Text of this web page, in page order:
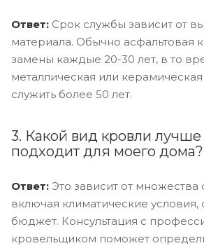
Ответ: Срок службы зависит от
материала. Обычно асфальтовая
замены каждые 20-30 лет, в то
металлическая или
служить более 50 лет.
3. Какой вид кровли лучше
подходит для моего дома?
Ответ: Это зависит от множества
включая климатические условия,
бюджет. Консультация с
кровельщиком поможет